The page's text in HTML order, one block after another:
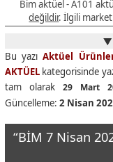
Bim aktüel - A101
değildir. İlgili
Bu yazıAktüel
AKTÜELkategorisinde
tam olarak 29 Mart
Güncelleme: 2 Nisan
“BİM 7 Nisan